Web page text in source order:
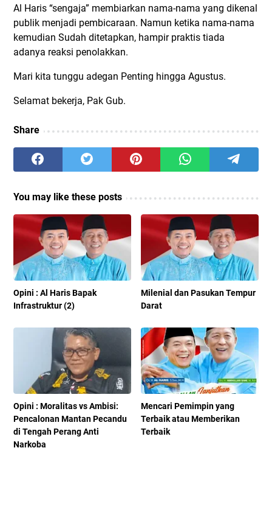
Al Haris “sengaja” membiarkan nama-nama yang dikenal
publik menjadi pembicaraan. Namun ketika nama-nama
kemudian Sudah ditetapkan, hampir praktis tiada
adanya reaksi penolakkan.
Mari kita tunggu adegan Penting hingga Agustus.
Selamat bekerja, Pak Gub.
Share
You may like these posts
Opini : Al Haris Bapak
Infrastruktur (2)
Milenial dan Pasukan Tempur
Darat
Opini : Moralitas vs Ambisi:
Pencalonan Mantan Pecandu
di Tengah Perang Anti
Narkoba
Mencari Pemimpin yang
Terbaik atau Memberikan
Terbaik